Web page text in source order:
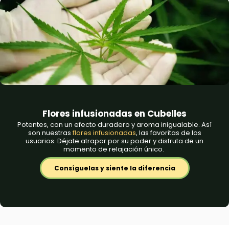
Flores infusionadas en Cubelles
Potentes, con un efecto duradero y aroma inigualable. Así
son nuestrasflores infusionadas, las favoritas de los
usuarios. Déjate atrapar por su poder y disfruta de un
momento de relajación único.
Consíguelas y siente la diferencia